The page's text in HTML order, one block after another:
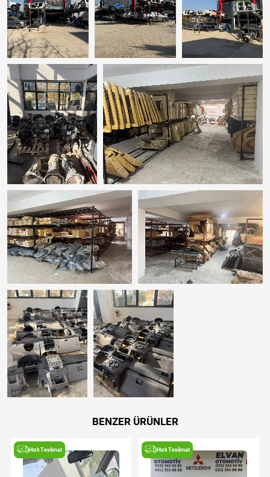
BENZER ÜRÜNLER
Hızlı Teslimat Hızlı Teslimat